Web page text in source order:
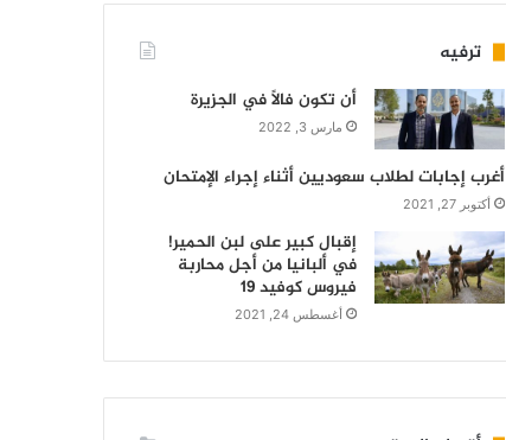
ترفيه
أن تكون فالاً في الجزيرة
مارس 3, 2022
أغرب إجابات لطلاب سعوديين أثناء إجراء الإمتحان
أكتوبر 27, 2021
إقبال كبير على لبن الحمير!
في ألبانيا من أجل محاربة
فيروس كوفيد 19
أغسطس 24, 2021